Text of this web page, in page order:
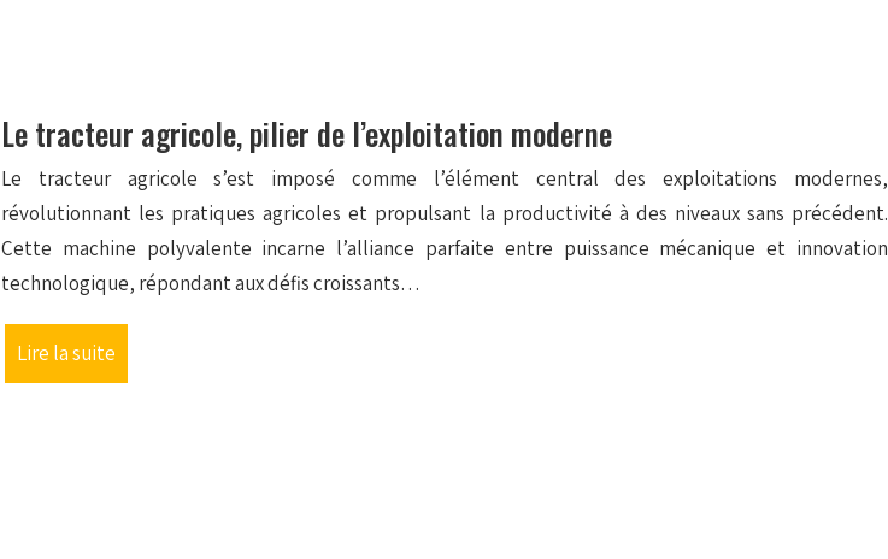
Le tracteur agricole, pilier de l’exploitation moderne
Le tracteur agricole s’est imposé comme l’élément central des exploitations modernes,
révolutionnant les pratiques agricoles et propulsant la productivité à des niveaux sans précédent.
Cette machine polyvalente incarne l’alliance parfaite entre puissance mécanique et innovation
technologique, répondant aux défis croissants…
Lire la suite